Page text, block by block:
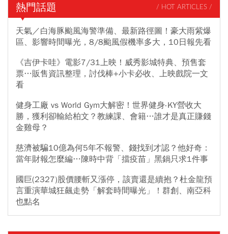
熱門話題 / HOT ARTICLES /
天氣／白海豚颱風海警準備、最新路徑圖！豪大雨紫爆
區、影響時間曝光，8/8颱風假機率多大，10日報先看
《吉伊卡哇》電影7/31上映！威秀影城特典、預售套
票…販售資訊整理，討伐棒+小卡必收、上映戲院一文
看
健身工廠 vs World Gym大解密！世界健身-KY營收大
勝，獲利卻輸給柏文？教練課、會籍…誰才是真正賺錢
金雞母？
慈濟被騙10億為何5年不報警、錢找到才認？他好奇：
當年財報怎麼編…陳時中背「擋疫苗」黑鍋只求1件事
國巨(2327)股價腰斬又漲停，該賣還是續抱？杜金龍預
言重演華城狂飆走勢「解套時間曝光」！群創、南亞科
也點名